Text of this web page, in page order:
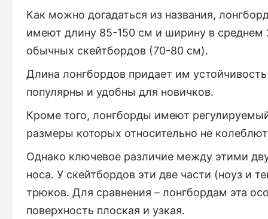
Как можно догадаться из названия,
имеют длину 85-150 см и ширину в среднем
обычных скейтбордов (70-80 см).
Длина лонгбордов придает им
популярны и удобны для новичков.
Кроме того, лонгборды имеют
размеры которых относительно не
Однако ключевое различие между этими
носа. У скейтбордов эти две части (ноуз и
трюков. Для сравнения – лонгбордам эта
поверхность плоская и узкая.